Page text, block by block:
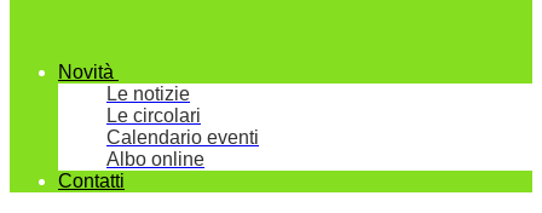
Novità
Le notizie
Le circolari
Calendario eventi
Albo online
Contatti